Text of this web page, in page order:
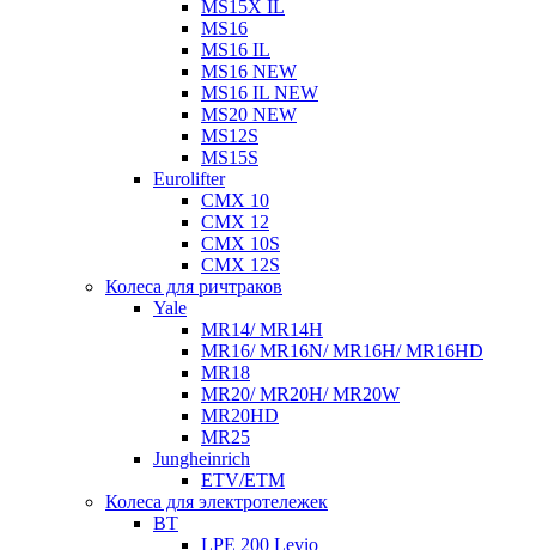
MS15X IL
MS16
MS16 IL
MS16 NEW
MS16 IL NEW
MS20 NEW
MS12S
MS15S
Eurolifter
CMX 10
CMX 12
CMX 10S
CMX 12S
Колеса для ричтраков
Yale
MR14/ MR14H
MR16/ MR16N/ MR16H/ MR16HD
MR18
MR20/ MR20H/ MR20W
MR20HD
MR25
Jungheinrich
ETV/ETM
Колеса для электротележек
BT
LPE 200 Levio